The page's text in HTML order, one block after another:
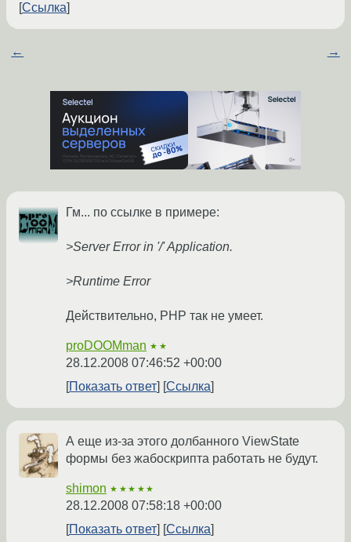
Ссылка
← →
Гм... по ссылке в примере:
>Server Error in '/' Application.
>Runtime Error
Действительно, PHP так не умеет.
proDOOMman ★★
28.12.2008 07:46:52 +00:00
Показать ответ
Ссылка
А еще из-за этого долбанного ViewState
формы без жабоскрипта работать не будут.
shimon ★★★★★
28.12.2008 07:58:18 +00:00
Показать ответ
Ссылка